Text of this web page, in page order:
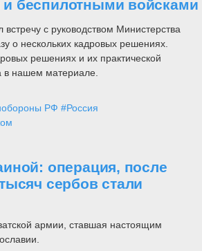
беспилотными войсками
с руководством Министерства
о нескольких кадровых решениях.
решениях и их практической
в нашем материале.
РФ #Россия
операция, после
сербов стали
армии, ставшая настоящим